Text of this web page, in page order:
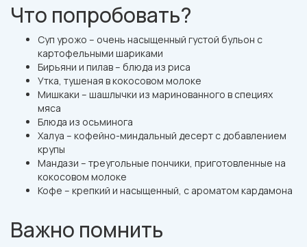
Что попробовать?
Суп урожо – очень насыщенный густой бульон с
картофельными шариками
Бирьяни и пилав – блюда из риса
Утка, тушеная в кокосовом молоке
Мишкаки – шашлычки из маринованного в специях
мяса
Блюда из осьминога
Халуа – кофейно-миндальный десерт с добавлением
крупы
Мандази – треугольные пончики, приготовленные на
кокосовом молоке
Кофе – крепкий и насыщенный, с ароматом кардамона
Важно помнить